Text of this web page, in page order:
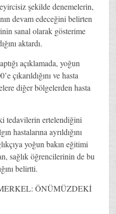
şekilde denemelerin,
devam edeceğini belirten
sanal olarak gösterime
aktardı.
açıklamada, yoğun
çıkarıldığını ve hasta
diğer bölgelerden hasta
tedavilerin ertelendiğini
hastalarına ayrıldığını
yoğun bakın eğitimi
sağlık öğrencilerinin de bu
belirtti.
ÖNÜMÜZDEKİ